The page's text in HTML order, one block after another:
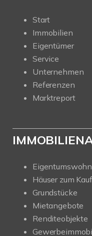
Start
Immobilien
Eigentümer
Service
Unternehmen
Referenzen
Marktreport
Häuser zum Kauf
Grundstücke
Mietangebote
Renditeobjekte